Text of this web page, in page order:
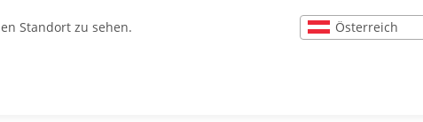
Standort zu sehen. Österreich